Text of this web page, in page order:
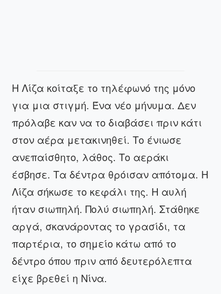
Η Λίζα κοίταξε το τηλέφωνό της μόνο
για μια στιγμή. Ένα νέο μήνυμα. Δεν
πρόλαβε καν να το διαβάσει πριν κάτι
στον αέρα μετακινηθεί. Το ένιωσε
ανεπαίσθητο, λάθος. Το αεράκι
έσβησε. Τα δέντρα θρόισαν απότομα. Η
Λίζα σήκωσε το κεφάλι της. Η αυλή
ήταν σιωπηλή. Πολύ σιωπηλή. Στάθηκε
αργά, σκανάροντας το γρασίδι, τα
παρτέρια, το σημείο κάτω από το
δέντρο όπου πριν από δευτερόλεπτα
είχε βρεθεί η Νίνα.